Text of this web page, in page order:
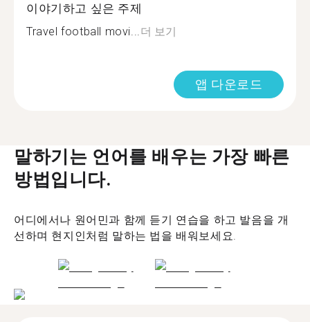
이야기하고 싶은 주제
Travel football movi... 더 보기
앱 다운로드
말하기는 언어를 배우는 가장 빠른
방법입니다.
어디에서나 원어민과 함께 듣기 연습을 하고 발음을 개
선하며 현지인처럼 말하는 법을 배워보세요.